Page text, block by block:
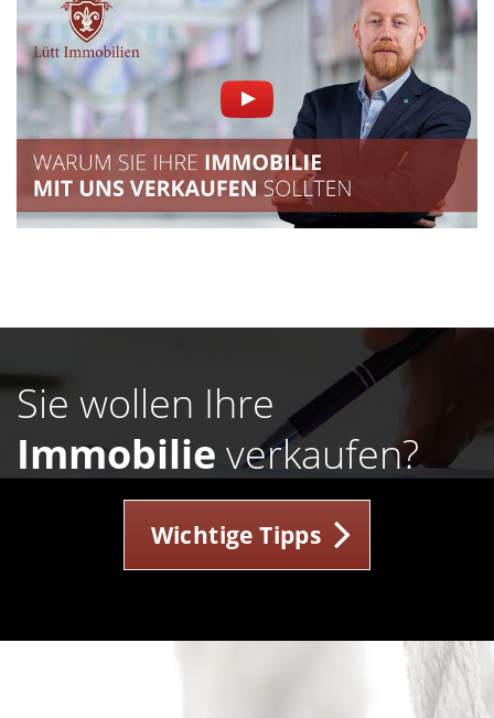
Sie wollen Ihre
Immobilie verkaufen?
Wichtige Tipps